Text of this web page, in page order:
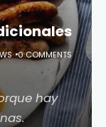
0 COMMENTS
hay